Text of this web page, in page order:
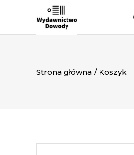
Strona główna / Koszyk